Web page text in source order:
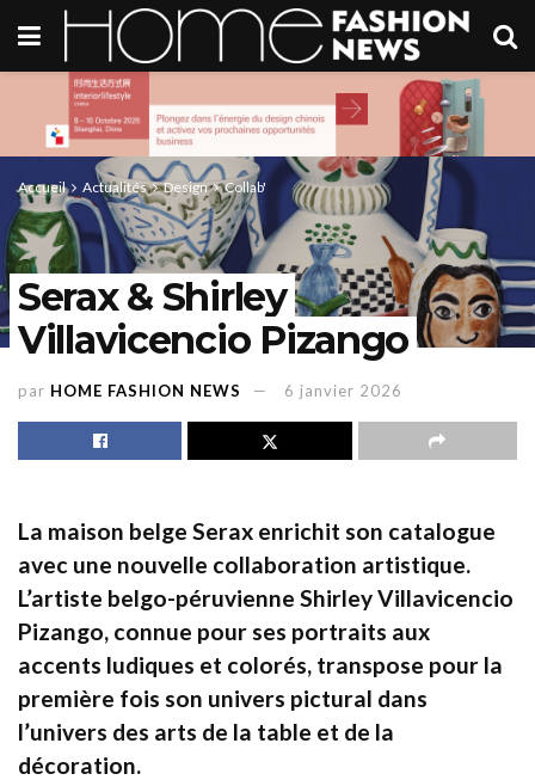
Accueil Actualités Design Collab'
Serax & Shirley
Villavicencio Pizango
par HOME FASHION NEWS 6 janvier 2026
La maison belge Serax enrichit son catalogue
avec une nouvelle collaboration artistique.
L’artiste belgo-péruvienne Shirley Villavicencio
Pizango, connue pour ses portraits aux
accents ludiques et colorés, transpose pour la
première fois son univers pictural dans
l’univers des arts de la table et de la
décoration.